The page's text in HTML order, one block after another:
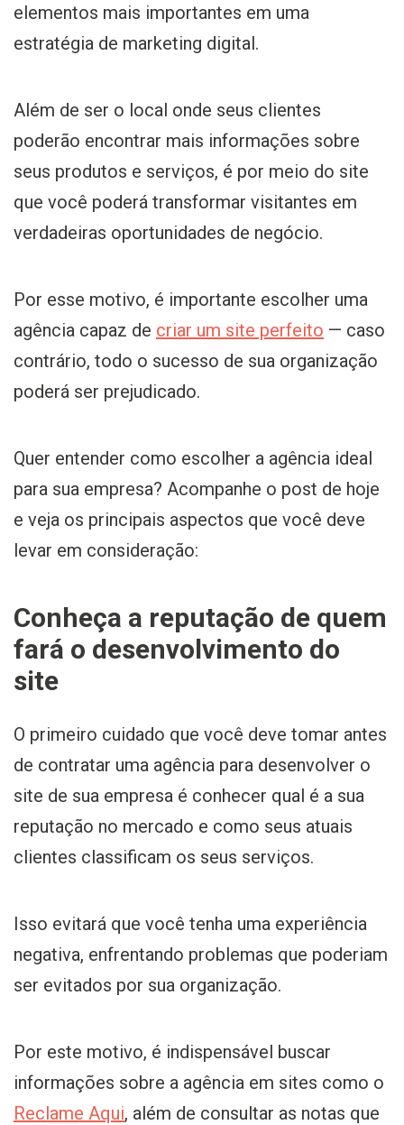
elementos mais importantes em uma
estratégia de marketing digital.
Além de ser o local onde seus clientes
poderão encontrar mais informações sobre
seus produtos e serviços, é por meio do site
que você poderá transformar visitantes em
verdadeiras oportunidades de negócio.
Por esse motivo, é importante escolher uma
agência capaz de criar um site perfeito — caso
contrário, todo o sucesso de sua organização
poderá ser prejudicado.
Quer entender como escolher a agência ideal
para sua empresa? Acompanhe o post de hoje
e veja os principais aspectos que você deve
levar em consideração:
Conheça a reputação de quem
fará o desenvolvimento do
site
O primeiro cuidado que você deve tomar antes
de contratar uma agência para desenvolver o
site de sua empresa é conhecer qual é a sua
reputação no mercado e como seus atuais
clientes classificam os seus serviços.
Isso evitará que você tenha uma experiência
negativa, enfrentando problemas que poderiam
ser evitados por sua organização.
Por este motivo, é indispensável buscar
informações sobre a agência em sites como o
Reclame Aqui, além de consultar as notas que